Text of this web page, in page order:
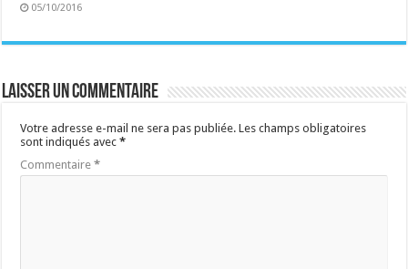
05/10/2016
Laisser un commentaire
Votre adresse e-mail ne sera pas publiée. Les champs obligatoires
sont indiqués avec*
Commentaire*